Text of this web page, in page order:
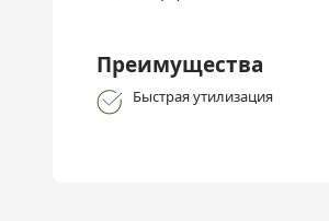
Преимущества
Быстрая утилизация